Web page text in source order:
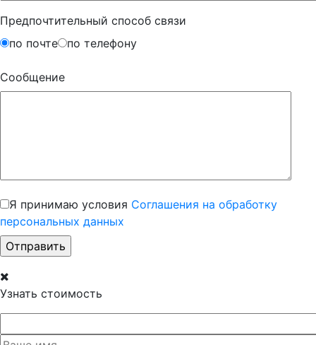
Предпочтительный способ связи
по почте
по телефону
Сообщение
Я принимаю условия Соглашения на обработку
персональных данных
Узнать стоимость